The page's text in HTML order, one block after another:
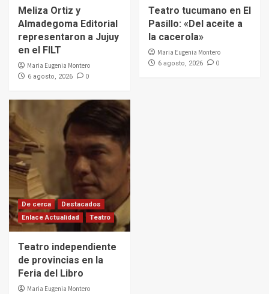
Meliza Ortiz y
Almadegoma Editorial
representaron a Jujuy
en el FILT
Maria Eugenia Montero
6 agosto, 2026 0
Teatro tucumano en El
Pasillo: «Del aceite a
la cacerola»
Maria Eugenia Montero
6 agosto, 2026 0
De cerca
Destacados
Enlace Actualidad
Teatro
Teatro independiente
de provincias en la
Feria del Libro
Maria Eugenia Montero